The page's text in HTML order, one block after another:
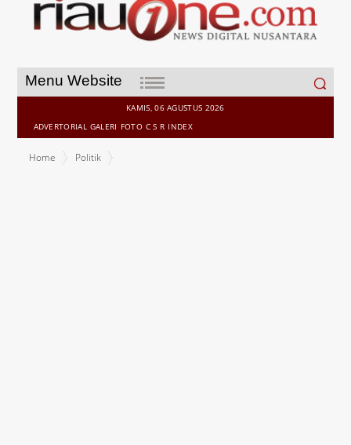
Menu Website
Search
for:
KAMIS, 06 AGUSTUS 2026
ADVERTORIAL GALERI FOTO C S R INDEX
Home
Politik